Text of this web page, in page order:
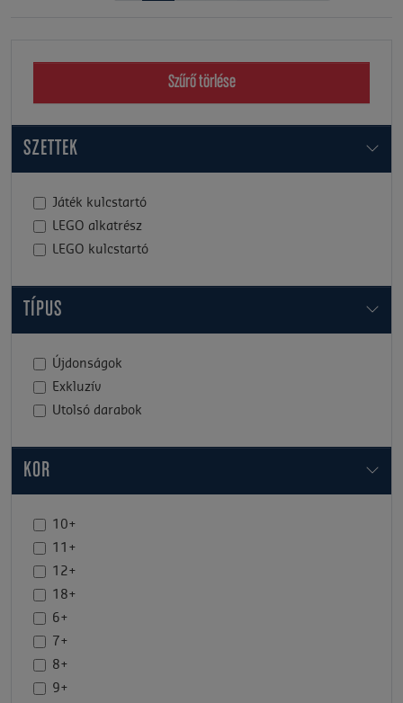
Szűrő törlése
SZETTEK
Játék kulcstartó
LEGO alkatrész
LEGO kulcstartó
TÍPUS
Újdonságok
Exkluzív
Utolsó darabok
KOR
10+
11+
12+
18+
6+
7+
8+
9+